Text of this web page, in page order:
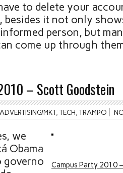
to delete your
besides it not only
person, but
come up through
– Scott Goodstein
ADVERTISING/MKT, TECH TRAMPO
Campus Party 2010
we
Obama
governo